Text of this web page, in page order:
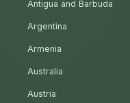
Antigua and Barbuda
Argentina
Armenia
Australia
Austria